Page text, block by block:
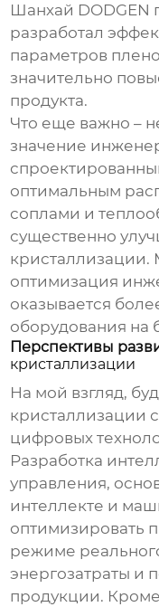
Шанхай DODGEN
разработал
параметров
значительно
продукта.
Что еще важно –
значение
оптимальным
соплами и
существенно
кристаллизации.
оптимизация
оказывается
оборудования на
Перспективы
кристаллизации
На мой взгляд,
кристаллизации
цифровых
Разработка
управления,
интеллекте и
оптимизировать
режиме
энергозатраты и
продукции.